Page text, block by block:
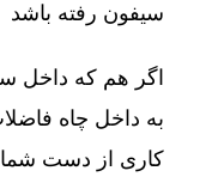
سیفون رفته باشد
اگر هم که داخل
به داخل چاه
کاری از دست شما